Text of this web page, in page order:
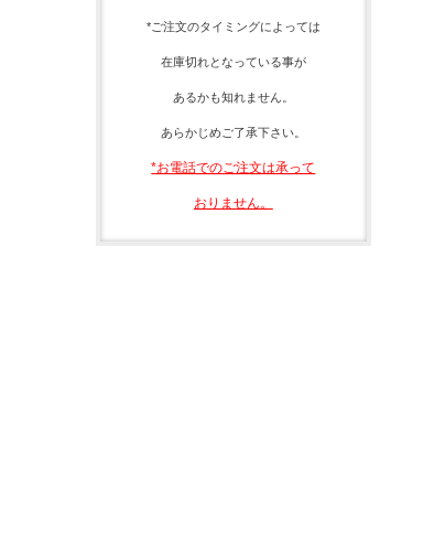
*ご注文のタイミングによっては
在庫切れとなっている事が
あるかも知れません。
あらかじめご了承下さい。
*お電話でのご注文は承って
おりません。